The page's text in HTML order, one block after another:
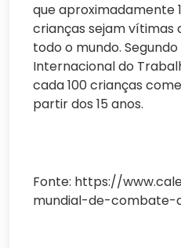
que aproximadamente
crianças sejam
todo o mundo.
Internacional do
cada 100 crianças
partir dos 15 anos.
Fonte: https://
mundial-de-